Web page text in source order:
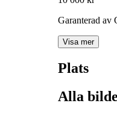
Garanterad av
Visa mer
Plats
Alla